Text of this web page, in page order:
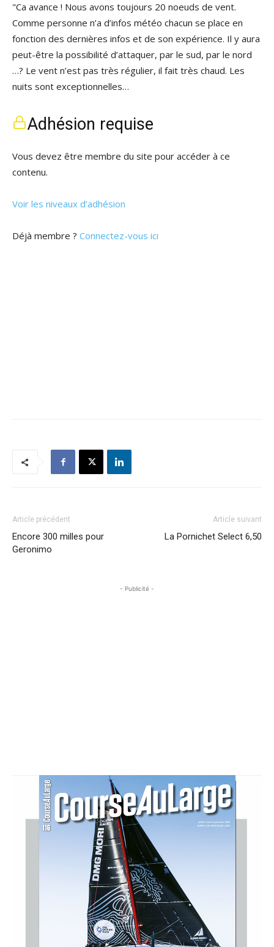
"Ca avance ! Nous avons toujours 20 noeuds de vent.
Comme personne n’a d’infos météo chacun se place en
fonction des dernières infos et de son expérience. Il y aura
peut-être la possibilité d’attaquer, par le sud, par le nord
…? Le vent n’est pas très régulier, il fait très chaud. Les
nuits sont exceptionnelles…
Adhésion requise
Vous devez être membre du site pour accéder à ce
contenu.
Voir les niveaux d’adhésion
Déjà membre ? Connectez-vous ici
Article précédent
Encore 300 milles pour
Geronimo
Article suivant
La Pornichet Select 6,50
- Publicité -